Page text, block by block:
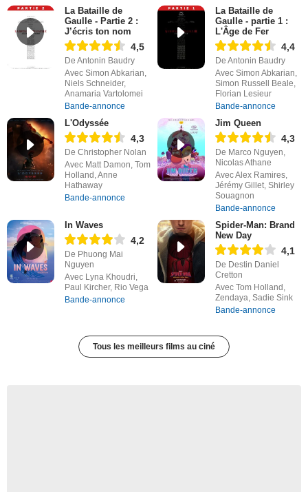
La Bataille de
Gaulle - Partie 2 :
J’écris ton nom
4,5
De Antonin Baudry
Avec Simon Abkarian,
Niels Schneider,
Anamaria Vartolomei
Bande-annonce
La Bataille de
Gaulle - partie 1 :
L'Âge de Fer
4,4
De Antonin Baudry
Avec Simon Abkarian,
Simon Russell Beale,
Florian Lesieur
Bande-annonce
L'Odyssée
4,3
De Christopher Nolan
Avec Matt Damon, Tom
Holland, Anne
Hathaway
Bande-annonce
Jim Queen
4,3
De Marco Nguyen,
Nicolas Athane
Avec Alex Ramires,
Jérémy Gillet, Shirley
Souagnon
Bande-annonce
In Waves
4,2
De Phuong Mai
Nguyen
Avec Lyna Khoudri,
Paul Kircher, Rio Vega
Bande-annonce
Spider-Man: Brand
New Day
4,1
De Destin Daniel
Cretton
Avec Tom Holland,
Zendaya, Sadie Sink
Bande-annonce
Tous les meilleurs films au ciné